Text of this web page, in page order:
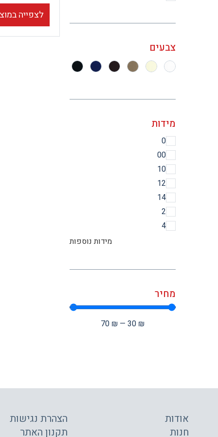
צבעים
מידות
0
00
10
12
14
2
4
מידות נוספות
מחיר
₪
30
—
₪
70
לצפייה
אודות
חנות
הצהרת נגישות
תקנון האתר